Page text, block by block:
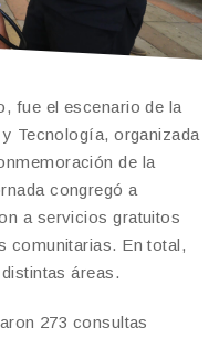
fue el escenario de la
Tecnología, organizada
de la
congregó a
a servicios gratuitos
comunitarias. En total,
áreas.
273 consultas